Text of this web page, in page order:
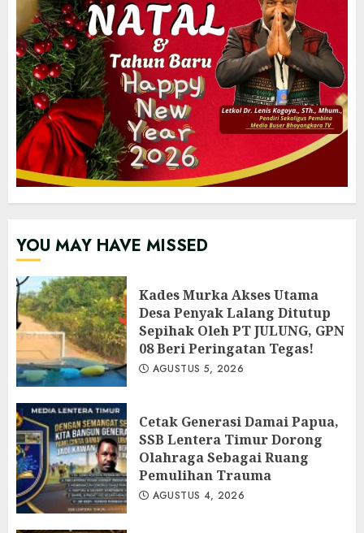
YOU MAY HAVE MISSED
Kades Murka Akses Utama
Desa Penyak Lalang Ditutup
Sepihak Oleh PT JULUNG, GPN
08 Beri Peringatan Tegas!
AGUSTUS 5, 2026
Cetak Generasi Damai Papua,
SSB Lentera Timur Dorong
Olahraga Sebagai Ruang
Pemulihan Trauma
AGUSTUS 4, 2026